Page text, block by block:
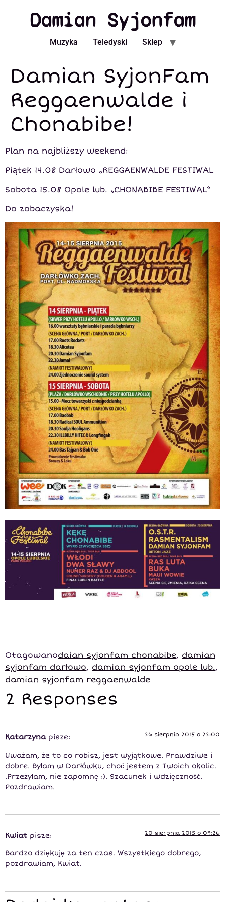
Damian Syjonfam
Muzyka Teledyski Sklep
Damian SyjonFam
Reggaenwalde i
Chonabibe!
Plan na najbliższy weekend:
Piątek 14.08 Darłowo „REGGAENWALDE FESTIWAL
Sobota 15.08 Opole lub. „CHONABIBE FESTIWAL”
Do zobaczyska!
Otagowanodaian syjonfam chonabibe, damian
syjonfam darłowo, damian syjonfam opole lub.,
damian syjonfam reggaenwalde
2 Responses
Katarzyna pisze: 26 sierpnia 2015 o 22:00
Uważam, że to co robisz, jest wyjątkowe. Prawdziwe i
dobre. Byłam w Darłówku, choć jestem z Twoich okolic.
.Przeżyłam, nie zapomnę :). Szacunek i wdzięczność.
Pozdrawiam.
Kwiat pisze: 20 sierpnia 2015 o 09:26
Bardzo dziękuję za ten czas. Wszystkiego dobrego,
pozdrawiam, Kwiat.